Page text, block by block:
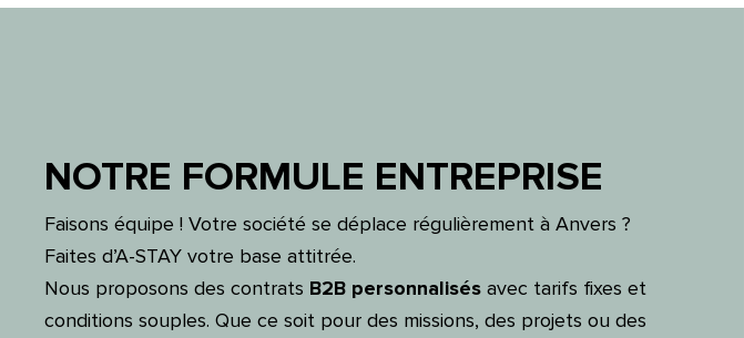
NOTRE FORMULE ENTREPRISE
Faisons équipe ! Votre société se déplace régulièrement à Anvers ?
Faites d’A-STAY votre base attitrée.
Nous proposons des contrats B2B personnalisés avec tarifs fixes et
conditions souples. Que ce soit pour des missions, des projets ou des